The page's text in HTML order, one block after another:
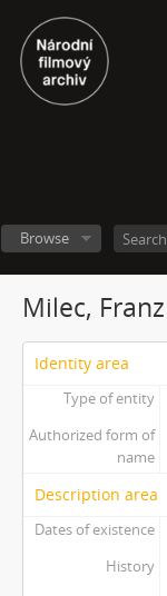
Browse
Milec, Franz
Identity area
Type of entity
Authorized form of
name
Description area
Dates of existence
History